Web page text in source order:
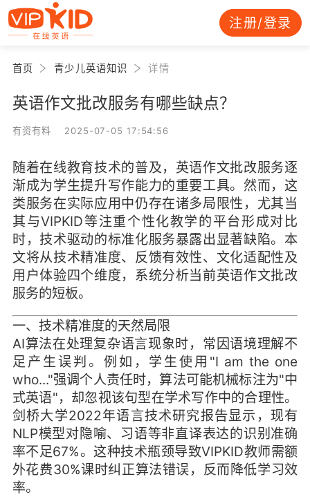
注册/登录
首页 青少儿英语知识 详情
英语作文批改服务有哪些缺点？
有资有料 2025-07-05 17:54:56
随着在线教育技术的普及，英语作文批改服务逐
渐成为学生提升写作能力的重要工具。然而，这
类服务在实际应用中仍存在诸多局限性，尤其当
其与VIPKID等注重个性化教学的平台形成对比
时，技术驱动的标准化服务暴露出显著缺陷。本
文将从技术精准度、反馈有效性、文化适配性及
用户体验四个维度，系统分析当前英语作文批改
服务的短板。
一、技术精准度的天然局限
AI算法在处理复杂语言现象时，常因语境理解不
足产生误判。例如，学生使用"I am the one
who..."强调个人责任时，算法可能机械标注为"中
式英语"，却忽视该句型在学术写作中的合理性。
剑桥大学2022年语言技术研究报告显示，现有
NLP模型对隐喻、习语等非直译表达的识别准确
率不足67%。这种技术瓶颈导致VIPKID教师需额
外花费30%课时纠正算法错误，反而降低学习效
率。